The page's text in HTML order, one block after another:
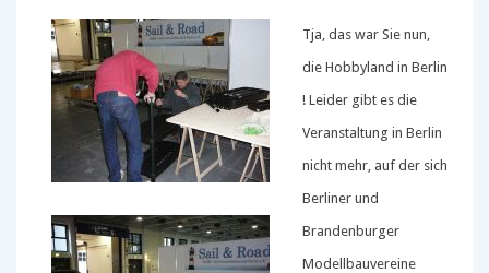
Tja, das war Sie nun,
die Hobbyland in Berlin
! Leider gibt es die
Veranstaltung in Berlin
nicht mehr, auf der sich
Berliner und
Brandenburger
Modellbauvereine